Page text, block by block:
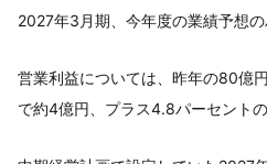
2027年3月期、今年度の業績予想の
営業利益については、昨年の80億
で約4億円、プラス4.8パーセント